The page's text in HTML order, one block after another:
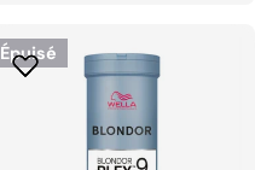
Épuisé